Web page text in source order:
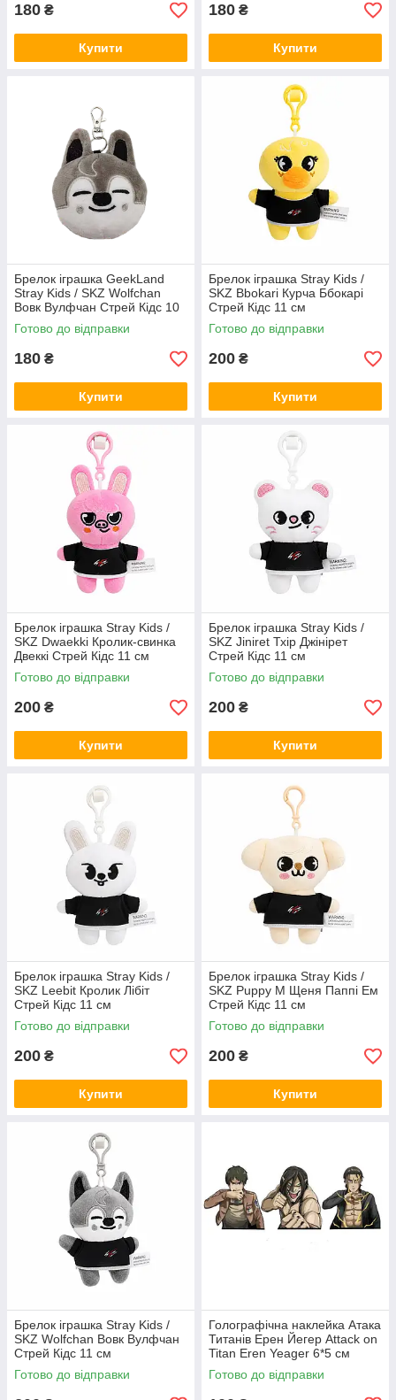
180 ₴
Купити
180 ₴
Купити
Брелок іграшка GeekLand
Stray Kids / SKZ Wolfchan
Вовк Вулфчан Стрей Кідс 10
см G SKZ04
Готово до відправки
180 ₴
Купити
Брелок іграшка Stray Kids /
SKZ Bbokari Курча Ббокарі
Стрей Кідс 11 см
Готово до відправки
200 ₴
Купити
Брелок іграшка Stray Kids /
SKZ Dwaekki Кролик-свинка
Двеккі Стрей Кідс 11 см
Готово до відправки
200 ₴
Купити
Брелок іграшка Stray Kids /
SKZ Jiniret Тхір Джінірет
Стрей Кідс 11 см
Готово до відправки
200 ₴
Купити
Брелок іграшка Stray Kids /
SKZ Leebit Кролик Лібіт
Стрей Кідс 11 см
Готово до відправки
200 ₴
Купити
Брелок іграшка Stray Kids /
SKZ Puppy M Щеня Паппі Ем
Стрей Кідс 11 см
Готово до відправки
200 ₴
Купити
Брелок іграшка Stray Kids /
SKZ Wolfchan Вовк Вулфчан
Стрей Кідс 11 см
Готово до відправки
Голографічна наклейка Атака
Титанів Ерен Йегер Attack on
Titan Eren Yeager 6*5 см
Готово до відправки